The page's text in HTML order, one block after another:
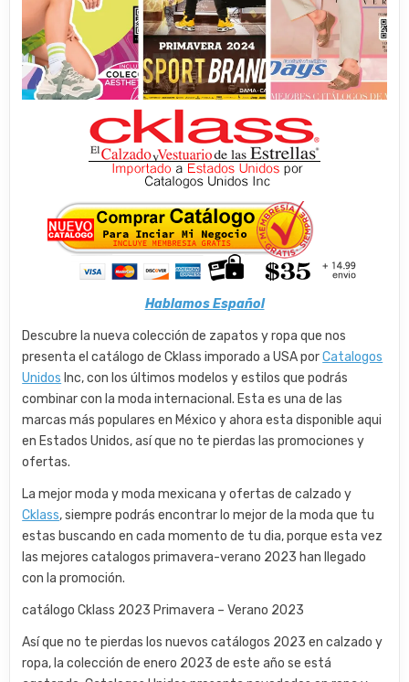
Hablamos Español
Descubre la nueva colección de zapatos y ropa que nos
presenta el catálogo de Cklass imporado a USA porCatalogos
Unidos Inc, con los últimos modelos y estilos que podrás
combinar con la moda internacional. Esta es una de las
marcas más populares en México y ahora esta disponible aqui
en Estados Unidos, así que no te pierdas las promociones y
ofertas.
La mejor moda y moda mexicana y ofertas de calzado y
Cklass, siempre podrás encontrar lo mejor de la moda que tu
estas buscando en cada momento de tu dia, porque esta vez
las mejores catalogos primavera-verano 2023 han llegado
con la promoción.
catálogo Cklass 2023 Primavera – Verano 2023
Así que no te pierdas los nuevos catálogos 2023 en calzado y
ropa, la colección de enero 2023 de este año se está